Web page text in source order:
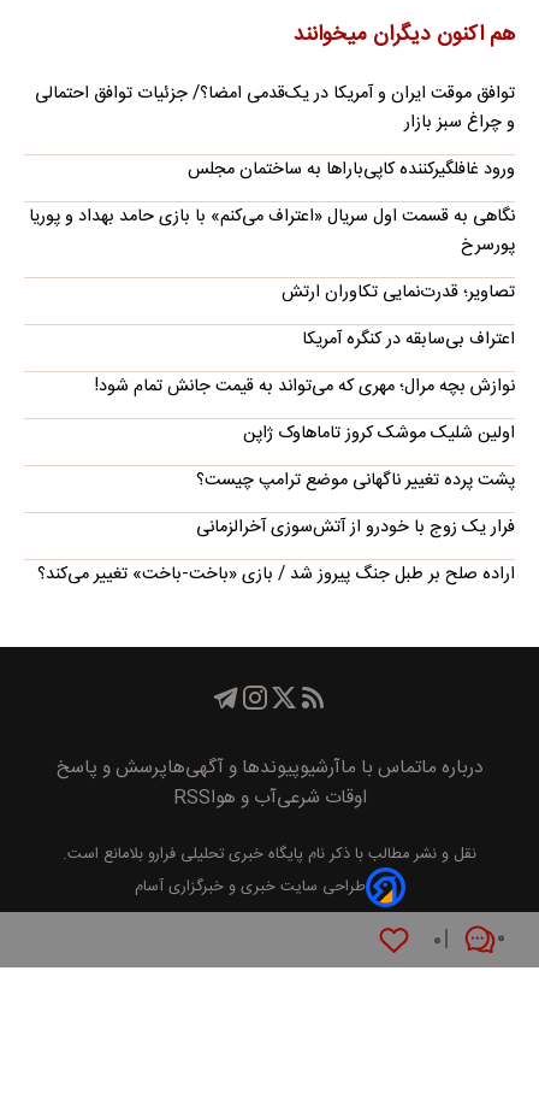
۰ ۰
هم اکنون دیگران میخوانند
توافق موقت ایران و آمریکا در یک‌قدمی امضا؟/ جزئیات توافق احتمالی
و چراغ سبز بازار
ورود غافلگیرکننده کاپی‌باراها به ساختمان مجلس
نگاهی به قسمت اول سریال «اعتراف می‌کنم» با بازی حامد بهداد و پوریا
پورسرخ
تصاویر؛ قدرت‌نمایی تکاوران ارتش
اعتراف بی‌سابقه در کنگره آمریکا
نوازش بچه مرال؛ مهری که می‌تواند به قیمت جانش تمام شود!
اولین شلیک موشک کروز تاماهاوک ژاپن
پشت پرده تغییر ناگهانی موضع ترامپ چیست؟
فرار یک زوج با خودرو از آتش‌سوزی آخرالزمانی
اراده صلح بر طبل جنگ پیروز شد / بازی «باخت-باخت» تغییر می‌کند؟
درباره ماتماس با ماآرشیوپیوند‌ها و آگهی‌هاپرسش و پاسخ
اوقات شرعیآب و هواRSS
نقل و نشر مطالب با ذکر نام پايگاه خبری تحليلی فرارو بلامانع است.
طراحی سایت خبری و خبرگزاری آسام